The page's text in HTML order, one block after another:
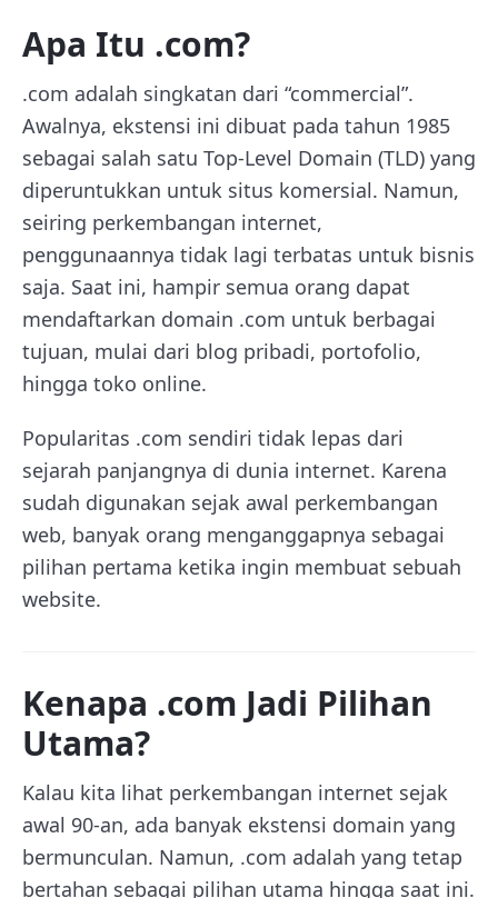
Apa Itu .com?
.com adalah singkatan dari “commercial”.
Awalnya, ekstensi ini dibuat pada tahun 1985
sebagai salah satu Top-Level Domain (TLD) yang
diperuntukkan untuk situs komersial. Namun,
seiring perkembangan internet,
penggunaannya tidak lagi terbatas untuk bisnis
saja. Saat ini, hampir semua orang dapat
mendaftarkan domain .com untuk berbagai
tujuan, mulai dari blog pribadi, portofolio,
hingga toko online.
Popularitas .com sendiri tidak lepas dari
sejarah panjangnya di dunia internet. Karena
sudah digunakan sejak awal perkembangan
web, banyak orang menganggapnya sebagai
pilihan pertama ketika ingin membuat sebuah
website.
Kenapa .com Jadi Pilihan
Utama?
Kalau kita lihat perkembangan internet sejak
awal 90-an, ada banyak ekstensi domain yang
bermunculan. Namun, .com adalah yang tetap
bertahan sebagai pilihan utama hingga saat ini.